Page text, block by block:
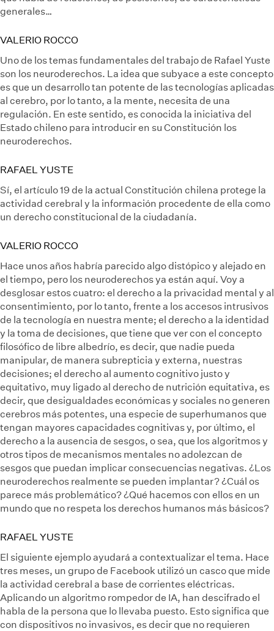
generales…
VALERIO ROCCO
Uno de los temas fundamentales del trabajo de Rafael Yuste
son los neuroderechos. La idea que subyace a este concepto
es que un desarrollo tan potente de las tecnologías aplicadas
al cerebro, por lo tanto, a la mente, necesita de una
regulación. En este sentido, es conocida la iniciativa del
Estado chileno para introducir en su Constitución los
neuroderechos.
RAFAEL YUSTE
Sí, el artículo 19 de la actual Constitución chilena protege la
actividad cerebral y la información procedente de ella como
un derecho constitucional de la ciudadanía.
VALERIO ROCCO
Hace unos años habría parecido algo distópico y alejado en
el tiempo, pero los neuroderechos ya están aquí. Voy a
desglosar estos cuatro: el derecho a la privacidad mental y al
consentimiento, por lo tanto, frente a los accesos intrusivos
de la tecnología en nuestra mente; el derecho a la identidad
y la toma de decisiones, que tiene que ver con el concepto
filosófico de libre albedrío, es decir, que nadie pueda
manipular, de manera subrepticia y externa, nuestras
decisiones; el derecho al aumento cognitivo justo y
equitativo, muy ligado al derecho de nutrición equitativa, es
decir, que desigualdades económicas y sociales no generen
cerebros más potentes, una especie de superhumanos que
tengan mayores capacidades cognitivas y, por último, el
derecho a la ausencia de sesgos, o sea, que los algoritmos y
otros tipos de mecanismos mentales no adolezcan de
sesgos que puedan implicar consecuencias negativas. ¿Los
neuroderechos realmente se pueden implantar? ¿Cuál os
parece más problemático? ¿Qué hacemos con ellos en un
mundo que no respeta los derechos humanos más básicos?
RAFAEL YUSTE
El siguiente ejemplo ayudará a contextualizar el tema. Hace
tres meses, un grupo de Facebook utilizó un casco que mide
la actividad cerebral a base de corrientes eléctricas.
Aplicando un algoritmo rompedor de IA, han descifrado el
habla de la persona que lo llevaba puesto. Esto significa que
con dispositivos no invasivos, es decir que no requieren